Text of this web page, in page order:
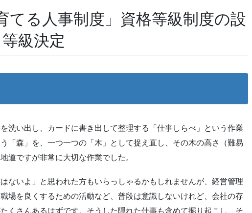
てる人事制度」資格等級制度の設
級決定
洗い出し、カードに書き出して整理する「仕事しらべ」という作業
「森」を、一つ一つの「木」として捉え直し、その木の高さ（難易
道ですが非常に大切な作業でした。
ないよ」と思われた方もいらっしゃるかもしれませんが、経営管理
場を良くするための活動など、普段は意識しないけれど、会社の存
くさんあるはずです。そうした隠れた仕事も含めて掘り起こし、そ